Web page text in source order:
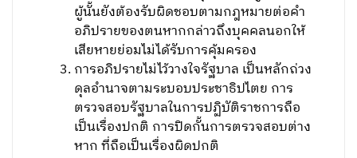
ผู้นั้นยังต้องรับผิดชอบตามกฎหมายต่อคำ
อภิปรายของตนหากกล่าวถึงบุคคลนอกให้
เสียหายย่อมไม่ได้รับการคุ้มครอง
การอภิปรายไม่ไว้วางใจรัฐบาล เป็นหลักถ่วง
ดุลอำนาจตามระบอบประชาธิปไตย การ
ตรวจสอบรัฐบาลในการปฏิบัติราชการถือ
เป็นเรื่องปกติ การปิดกั้นการตรวจสอบต่าง
หาก ที่ถือเป็นเรื่องผิดปกติ